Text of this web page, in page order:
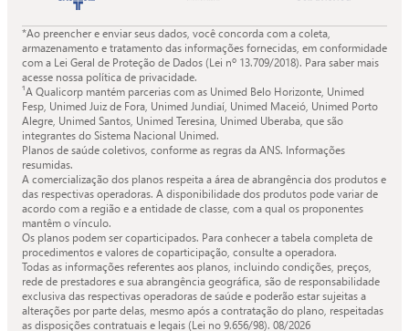
*Ao preencher e enviar seus dados, você concorda com a coleta,
armazenamento e tratamento das informações fornecidas, em conformidade
com a Lei Geral de Proteção de Dados (Lei nº 13.709/2018). Para saber mais
acesse nossa política de privacidade.
¹A Qualicorp mantém parcerias com as Unimed Belo Horizonte, Unimed
Fesp, Unimed Juiz de Fora, Unimed Jundiaí, Unimed Maceió, Unimed Porto
Alegre, Unimed Santos, Unimed Teresina, Unimed Uberaba, que são
integrantes do Sistema Nacional Unimed.
Planos de saúde coletivos, conforme as regras da ANS. Informações
resumidas.
A comercialização dos planos respeita a área de abrangência dos produtos e
das respectivas operadoras. A disponibilidade dos produtos pode variar de
acordo com a região e a entidade de classe, com a qual os proponentes
mantêm o vínculo.
Os planos podem ser coparticipados. Para conhecer a tabela completa de
procedimentos e valores de coparticipação, consulte a operadora.
Todas as informações referentes aos planos, incluindo condições, preços,
rede de prestadores e sua abrangência geográfica, são de responsabilidade
exclusiva das respectivas operadoras de saúde e poderão estar sujeitas a
alterações por parte delas, mesmo após a contratação do plano, respeitadas
as disposições contratuais e legais (Lei no 9.656/98). 08/2026